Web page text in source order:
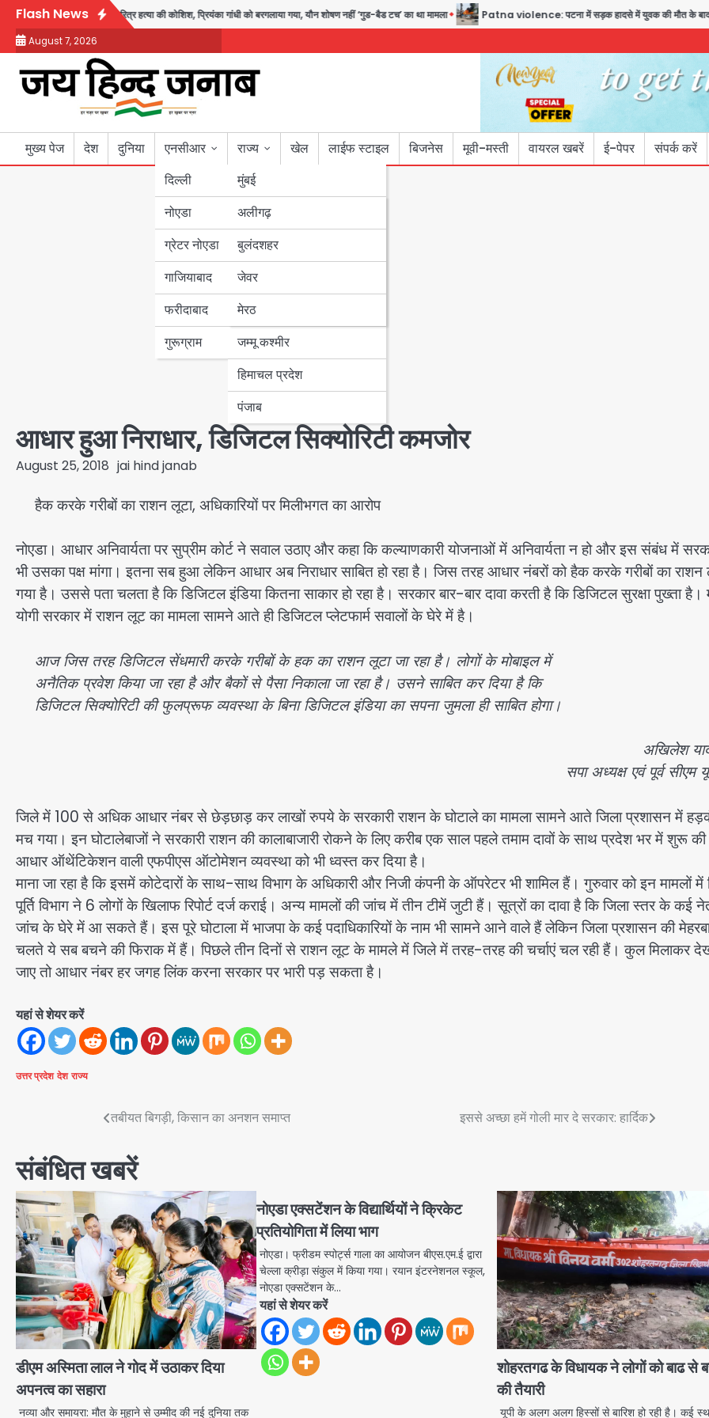
Skip
content
Flash News
हुई चरित्र हत्या की कोशिश, प्रियंका गांधी को बरगलाया गया, यौन शोषण नहीं ‘गुड-बैड टच’ का था मामला Patna violence: पटना में सड़क हादसे में युवक की मौत के बाद भड़की
August 7, 2026
मुख्य पेज देश दुनिया
एनसीआर
दिल्ली
नोएडा
ग्रेटर नोएडा
गाजियाबाद
फरीदाबाद
गुरूग्राम
राज्य
मुंबई
उत्तर प्रदेश
अलीगढ़
बुलंदशहर
जेवर
मेरठ
बिहार
पंजाब
हरियाणा
जम्मू कश्मीर
हिमाचल प्रदेश
पंजाब
खेल लाईफ स्टाइल बिजनेस मूवी-मस्ती वायरल खबरें ई-पेपर संपर्क करें
आधार हुआ निराधार, डिजिटल सिक्योरिटी कमजोर
August 25, 2018 jai hind janab
हैक करके गरीबों का राशन लूटा, अधिकारियों पर मिलीभगत का आरोप
नोएडा। आधार अनिवार्यता पर सुप्रीम कोर्ट ने सवाल उठाए और कहा कि कल्याणकारी योजनाओं में अनिवार्यता न हो और इस संबंध में
भी उसका पक्ष मांगा। इतना सब हुआ लेकिन आधार अब निराधार साबित हो रहा है। जिस तरह आधार नंबरों को हैक करके गरीबों का राशन
गया है। उससे पता चलता है कि डिजिटल इंडिया कितना साकार हो रहा है। सरकार बार-बार दावा करती है कि डिजिटल सुरक्षा पुख्ता है।
योगी सरकार में राशन लूट का मामला सामने आते ही डिजिटल प्लेटफार्म सवालों के घेरे में है।
आज जिस तरह डिजिटल सेंधमारी करके गरीबों के हक का राशन लूटा जा रहा है। लोगों के मोबाइल में
अनैतिक प्रवेश किया जा रहा है और बैकों से पैसा निकाला जा रहा है। उसने साबित कर दिया है कि
डिजिटल सिक्योरिटी की फुलप्रूफ व्यवस्था के बिना डिजिटल इंडिया का सपना जुमला ही साबित होगा।
अखिलेश
सपा अध्यक्ष एवं पूर्व सीएम
जिले में 100 से अधिक आधार नंबर से छेड़छाड़ कर लाखों रुपये के सरकारी राशन के घोटाले का मामला सामने आते जिला प्रशासन में
मच गया। इन घोटालेबाजों ने सरकारी राशन की कालाबाजारी रोकने के लिए करीब एक साल पहले तमाम दावों के साथ प्रदेश भर में शुरू
आधार ऑथेंटिकेशन वाली एफपीएस ऑटोमेशन व्यवस्था को भी ध्वस्त कर दिया है।
माना जा रहा है कि इसमें कोटेदारों के साथ-साथ विभाग के अधिकारी और निजी कंपनी के ऑपरेटर भी शामिल हैं। गुरुवार को इन मामलों में
पूर्ति विभाग ने 6 लोगों के खिलाफ रिपोर्ट दर्ज कराई। अन्य मामलों की जांच में तीन टीमें जुटी हैं। सूत्रों का दावा है कि जिला स्तर के कई
जांच के घेरे में आ सकते हैं। इस पूरे घोटाला में भाजपा के कई पदाधिकारियों के नाम भी सामने आने वाले हैं लेकिन जिला प्रशासन की
चलते ये सब बचने की फिराक में हैं। पिछले तीन दिनों से राशन लूट के मामले में जिले में तरह-तरह की चर्चाएं चल रही हैं। कुल मिलाकर
जाए तो आधार नंबर हर जगह लिंक करना सरकार पर भारी पड़ सकता है।
यहां से शेयर करें
उत्तर प्रदेश देश राज्य
navigation
तबीयत बिगड़ी, किसान का अनशन समाप्त इससे अच्छा हमें गोली मार दे सरकार: हार्दिक
संबंधित खबरें
डीएम अस्मिता लाल ने गोद में उठाकर दिया
अपनत्व का सहारा
नव्या और समायरा: मौत के मुहाने से उम्मीद की नई दुनिया तक
नोएडा एक्सटेंशन के विद्यार्थियों ने क्रिकेट
प्रतियोगिता में लिया भाग
नोएडा। फ्रीडम स्पोर्ट्स गाला का आयोजन बीएस.एम.ई द्वारा
चेल्ला क्रीड़ा संकुल में किया गया। रयान इंटरनेशनल स्कूल,
नोएडा एक्सटेंशन के…
यहां से शेयर करें
शोहरतगढ के विधायक ने लोगों को बाढ से
की तैयारी
यूपी के अलग अलग हिस्सों से बारिश हो रही है। कई